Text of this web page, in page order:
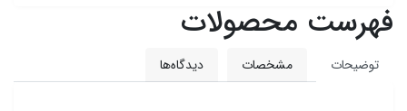
فهرست محصولات
توضیحات مشخصات دیدگاه‌ها